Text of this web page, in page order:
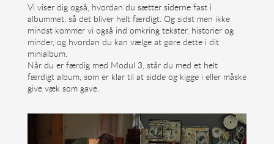
Vi viser dig også, hvordan du sætter siderne fast i
albummet, så det bliver helt færdigt. Og sidst men ikke
mindst kommer vi også ind omkring tekster, historier og
minder, og hvordan du kan vælge at gøre dette i dit
minialbum.
Når du er færdig med Modul 3, står du med et helt
færdigt album, som er klar til at sidde og kigge i eller måske
give væk som gave.